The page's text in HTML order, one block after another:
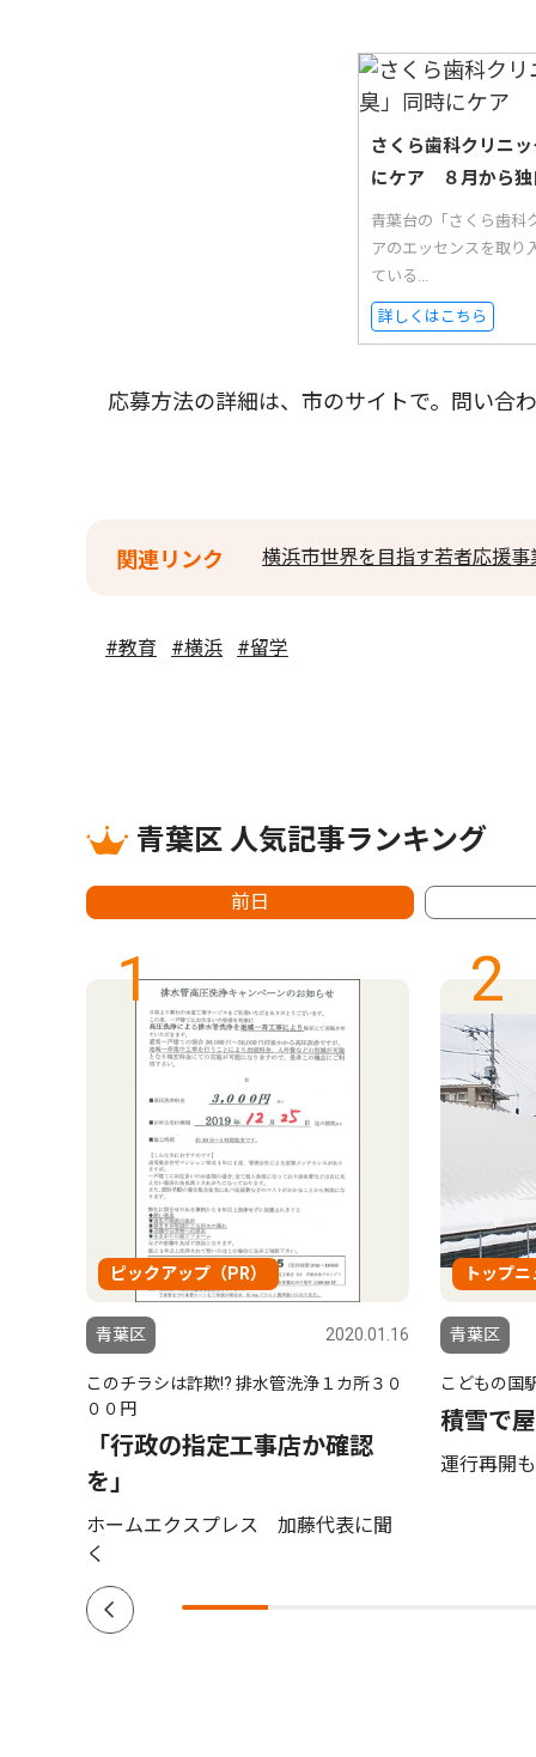
さくら歯科クリニ
にケア ８月から独
青葉台の「さくら歯科
アのエッセンスを取り
ている...
詳しくはこちら
応募方法の詳細は、市のサイトで。問い合
関連リンク 横浜市世界を目指す若者応援
#教育 #横浜 #留学
青葉区 人気記事ランキング
前日
1
ピックアップ（PR）
青葉区 2020.01.16
このチラシは詐欺!? 排水管洗浄１カ所３０
００円
「行政の指定工事店か確認
を」
ホームエクスプレス 加藤代表に聞
く
2
トップ
青葉区
こどもの国
積雪で
運行再開